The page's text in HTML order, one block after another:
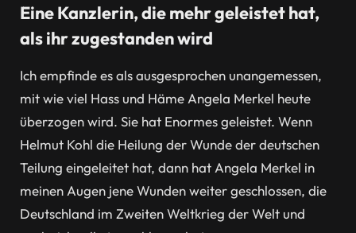
Eine Kanzlerin, die mehr geleistet hat,
als ihr zugestanden wird
Ich empfinde es als ausgesprochen unangemessen,
mit wie viel Hass und Häme Angela Merkel heute
überzogen wird. Sie hat Enormes geleistet. Wenn
Helmut Kohl die Heilung der Wunde der deutschen
Teilung eingeleitet hat, dann hat Angela Merkel in
meinen Augen jene Wunden weiter geschlossen, die
Deutschland im Zweiten Weltkrieg der Welt und